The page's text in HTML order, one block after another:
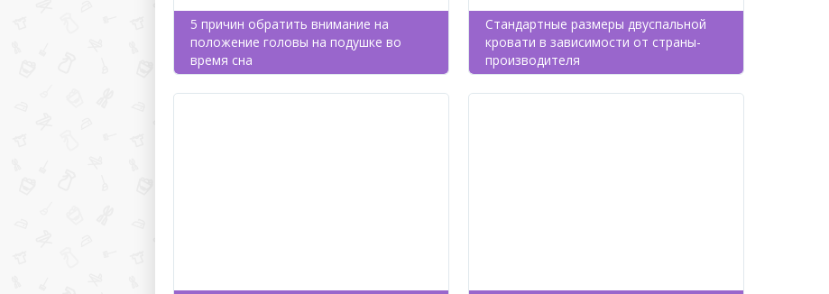
5 причин обратить внимание на
положение головы на подушке во
время сна
Стандартные размеры двуспальной
кровати в зависимости от страны-
производителя